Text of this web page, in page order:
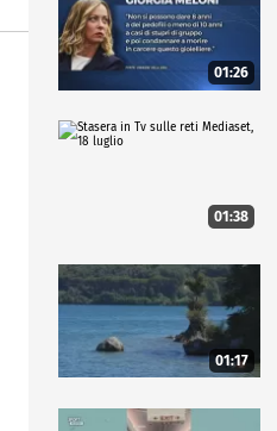
01:26
01:38
01:17